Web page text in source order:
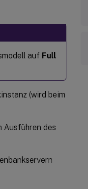
auf Full
(wird beim
Ausführen des